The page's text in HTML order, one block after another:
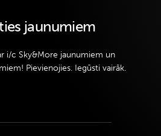
jaunumiem
i/c Sky&More jaunumiem un
Pievienojies. Iegūsti vairāk.